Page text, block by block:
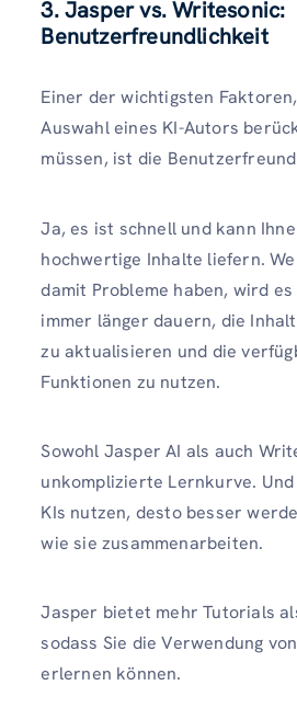
3. Jasper vs. Writesonic:
Benutzerfreundlichkeit
Einer der wichtigsten
Auswahl eines KI-Autors
müssen, ist die
Ja, es ist schnell und kann
hochwertige Inhalte liefern.
damit Probleme haben, wird
immer länger dauern, die
zu aktualisieren und die
Funktionen zu nutzen.
Sowohl Jasper AI als auch
unkomplizierte Lernkurve.
KIs nutzen, desto besser
wie sie zusammenarbeiten.
Jasper bietet mehr Tutorials
sodass Sie die Verwendung
erlernen können.